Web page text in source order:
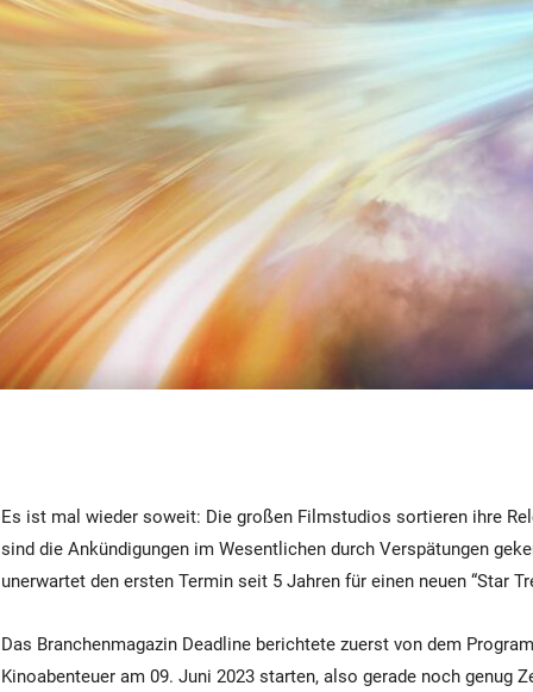
Es ist mal wieder soweit: Die großen Filmstudios sortieren ihre
sind die Ankündigungen im Wesentlichen durch Verspätungen
unerwartet den ersten Termin seit 5 Jahren für einen neuen “Star
Das Branchenmagazin Deadline berichtete zuerst von dem
Kinoabenteuer am 09. Juni 2023 starten, also gerade noch genug